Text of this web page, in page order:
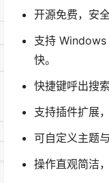
开源免费，安
支持
快。
快捷键呼出搜
支持插件扩展
可自定义主题
操作直观简洁